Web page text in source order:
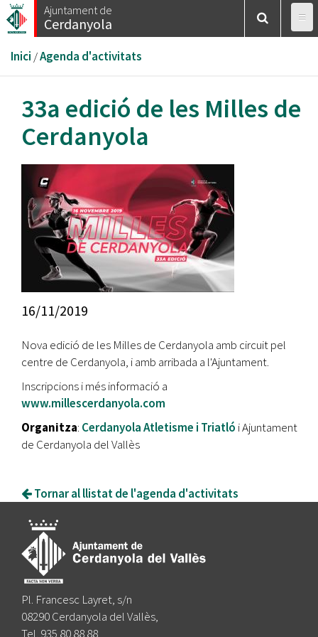
Vés
al
Ajuntament de
Cerdanyola
Esteu
aquí
Inici /Agenda d'activitats
33a edició de les Milles de
Cerdanyola
16/11/2019
Nova edició de les Milles de Cerdanyola amb circuit pel
centre de Cerdanyola, i amb arribada a l'Ajuntament.
Inscripcions i més informació a
www.millescerdanyola.com
Organitza: Cerdanyola Atletisme i Triatló i Ajuntament
de Cerdanyola del Vallès
Tornar al llistat de l'agenda d'activitats
Pl. Francesc Layret, s/n
08290 Cerdanyola del Vallès,
Tel. 935 80 88 88